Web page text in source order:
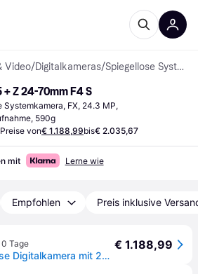
Video/Digitalkameras/ Spiegellose Systemkameras
+ Z 24-70mm F4 S
Systemkamera, FX, 24.3 MP,
590g
von€ 1.188,99bis€ 2.035,67
mit Lerne wie
Empfohlen Preis inklusive
Tage
Nikon Z5 spiegellose Digitalkamera mit 24-70 mm Objektiv
€ 1.188,99